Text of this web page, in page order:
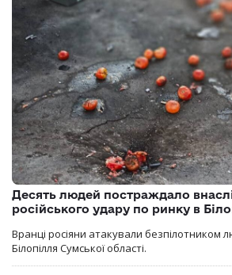
Десять людей постраждало
російського удару по ринку в
Вранці росіяни атакували безпілотником
Білопілля Сумської області.